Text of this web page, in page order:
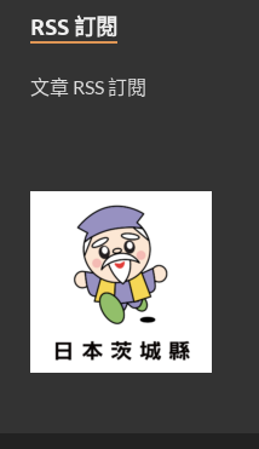
RSS 訂閱
文章 RSS 訂閱